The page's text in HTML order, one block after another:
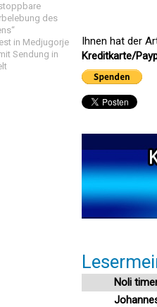
des
in Medjugorje
Sendung in
Ihnen hat der
Kreditkarte/
Noli